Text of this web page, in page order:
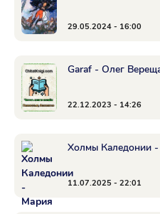
29.05.2024 - 16:00
Garaf - Олег
22.12.2023 - 14:26
Холмы Каледонии -
11.07.2025 - 22:01